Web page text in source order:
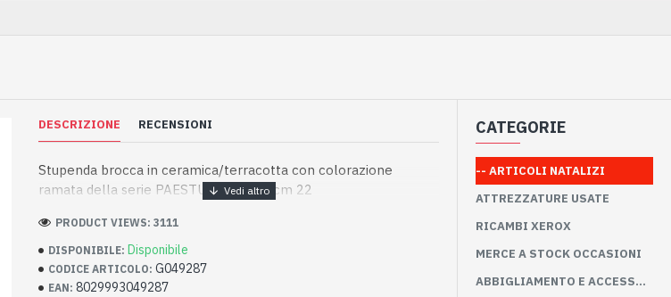
DESCRIZIONE RECENSIONI
Stupenda brocca in ceramica/terracotta con colorazione
ramata della serie PAESTUM, altezza cm 22
DISPONIBILE: Disponibile
CODICE ARTICOLO: G049287
EAN: 8029993049287
PRODUCT VIEWS: 3111
CATEGORIE
-- ARTICOLI NATALIZI
ATTREZZATURE USATE
RICAMBI XEROX
MERCE A STOCK OCCASIONI
ABBIGLIAMENTO E ACCESSORI